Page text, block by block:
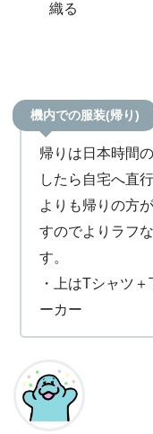
織る
機内での服装(帰り)
帰りは日本時間
したら自宅へ直
よりも帰りの方
すのでよりラフ
す。
・上はTシャツ
ーカー